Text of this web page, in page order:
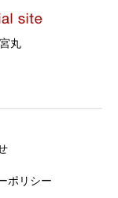
丸
ポリシー